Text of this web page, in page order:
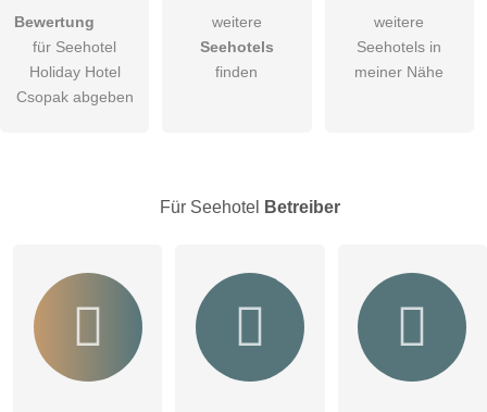
Hiermit akzeptiere ich dieAGB
.
Bewertung
für Seehotel
Holiday Hotel
Csopak abgeben
weitere
Seehotels
finden
weitere
Seehotels in
meiner Nähe
Für Seehotel Betreiber